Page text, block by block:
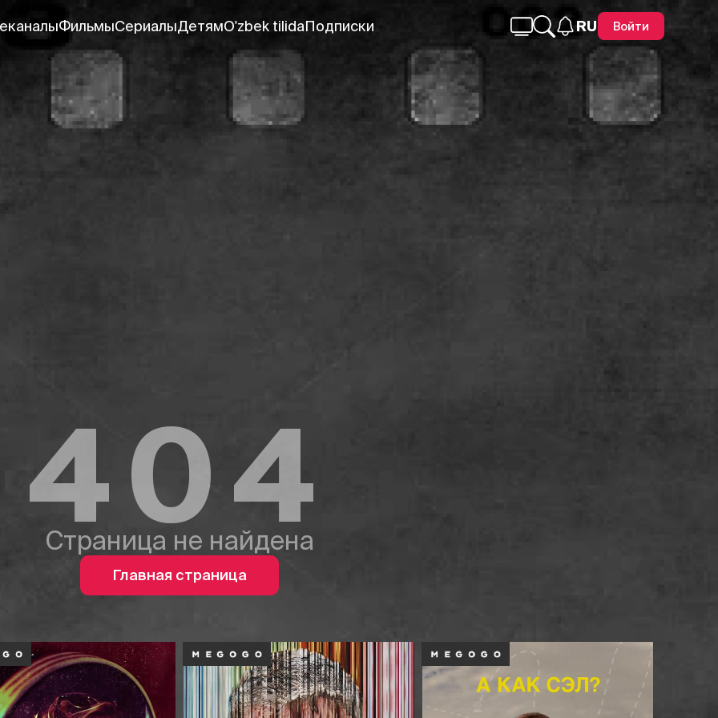
ФильмыСериалыДетямO'zbek tilidaПодписки RU Войти
404
Страница не найдена
Главная страница